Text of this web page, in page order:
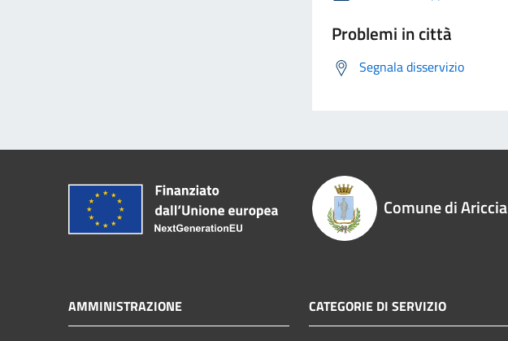
Problemi in città
Segnala disservizio
Comune di Ariccia
AMMINISTRAZIONE CATEGORIE DI SERVIZIO